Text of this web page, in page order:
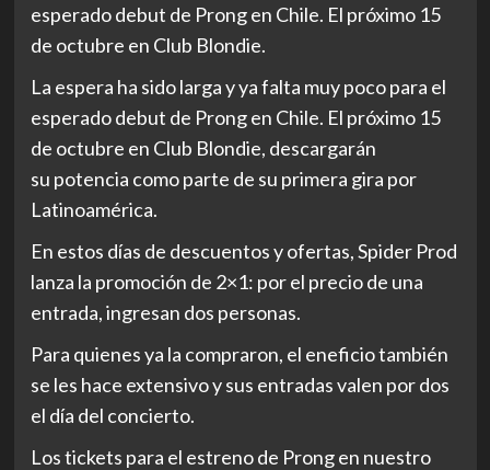
esperado debut de Prong en Chile. El próximo 15
de octubre en Club Blondie.
La espera ha sido larga y ya falta muy poco para el
esperado debut de Prong en Chile. El próximo 15
de octubre en Club Blondie, descargarán
su potencia como parte de su primera gira por
Latinoamérica.
En estos días de descuentos y ofertas, Spider Prod
lanza la promoción de 2×1: por el precio de una
entrada, ingresan dos personas.
Para quienes ya la compraron, el eneficio también
se les hace extensivo y sus entradas valen por dos
el día del concierto.
Los tickets para el estreno de Prong en nuestro